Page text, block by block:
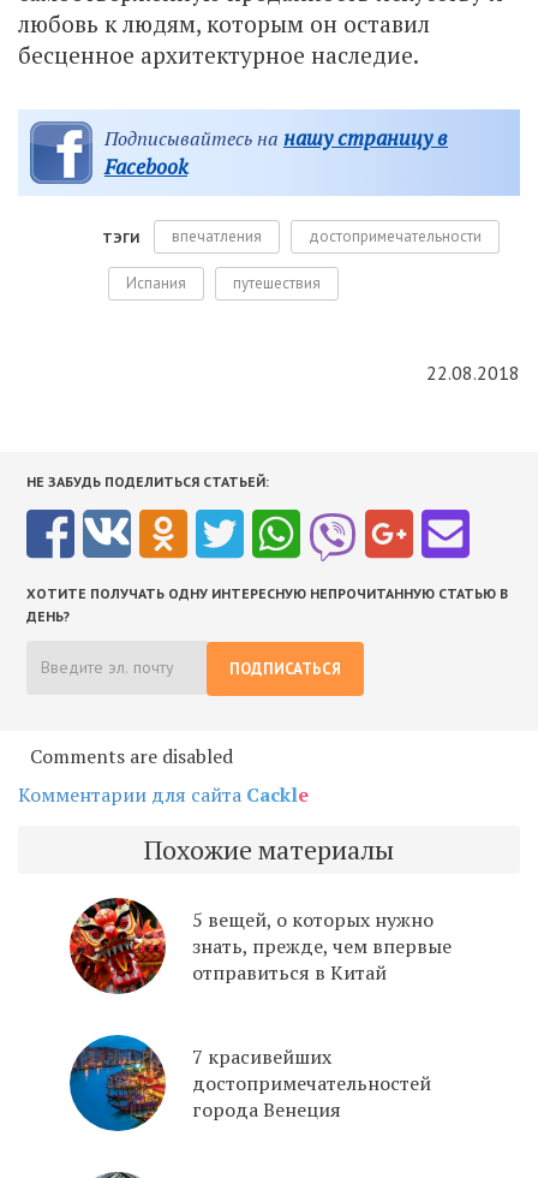
любовь к людям, которым он оставил
бесценное архитектурное наследие.
Подписывайтесь на нашу страницу в
Facebook
ТЭГИ впечатления достопримечательности
Испания путешествия
22.08.2018
НЕ ЗАБУДЬ ПОДЕЛИТЬСЯ СТАТЬЕЙ:
ХОТИТЕ ПОЛУЧАТЬ ОДНУ ИНТЕРЕСНУЮ НЕПРОЧИТАННУЮ СТАТЬЮ В
ДЕНЬ?
ПОДПИСАТЬСЯ
Comments are disabled
Комментарии для сайта Cackle
Похожие материалы
5 вещей, о которых нужно
знать, прежде, чем впервые
отправиться в Китай
7 красивейших
достопримечательностей
города Венеция